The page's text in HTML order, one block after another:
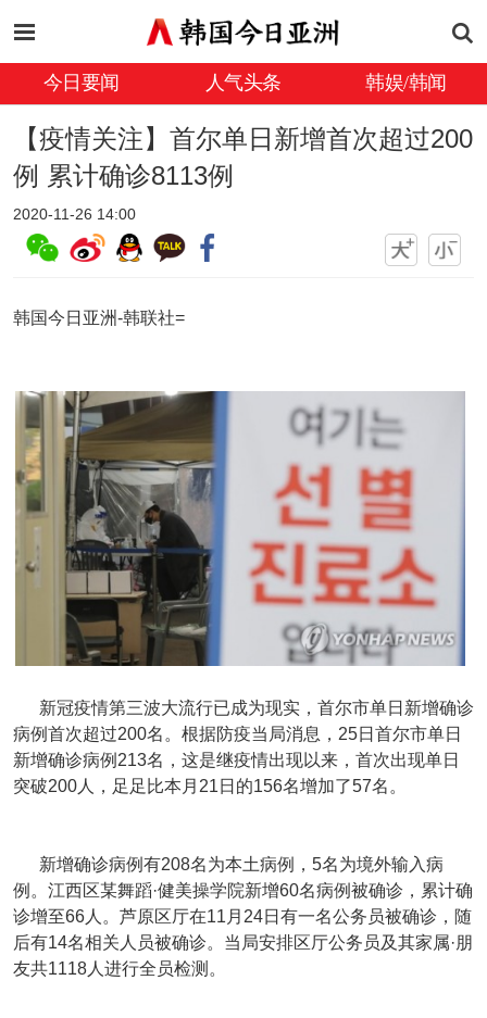
今日要闻 人气头条 韩娱/韩闻
【疫情关注】首尔单日新增首次超过200
例 累计确诊8113例
2020-11-26 14:00
韩国今日亚洲-韩联社=
新冠疫情第三波大流行已成为现实，首尔市单日新增确诊
病例首次超过200名。根据防疫当局消息，25日首尔市单日
新增确诊病例213名，这是继疫情出现以来，首次出现单日
突破200人，足足比本月21日的156名增加了57名。
新增确诊病例有208名为本土病例，5名为境外输入病
例。江西区某舞蹈·健美操学院新增60名病例被确诊，累计确
诊增至66人。芦原区厅在11月24日有一名公务员被确诊，随
后有14名相关人员被确诊。当局安排区厅公务员及其家属·朋
友共1118人进行全员检测。